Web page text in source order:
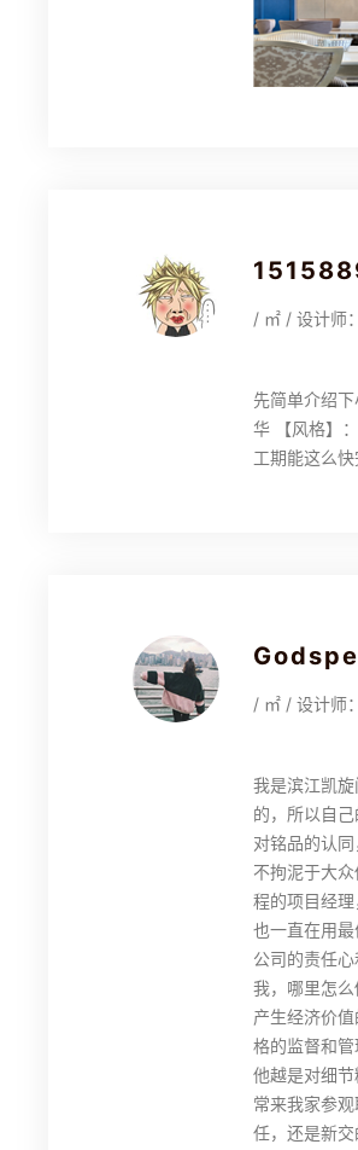
/ ㎡ / 设计师：
先简单介绍
华 【风格】
工期能这么
/ ㎡ / 设计师：
我是滨江凯
的，所以自
对铭品的认
不拘泥于大
程的项目经
也一直在用
公司的责任
我，哪里怎
产生经济价
格的监督和
他越是对细
常来我家参
任，还是新